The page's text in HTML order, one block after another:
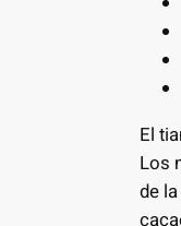
El
Los
de